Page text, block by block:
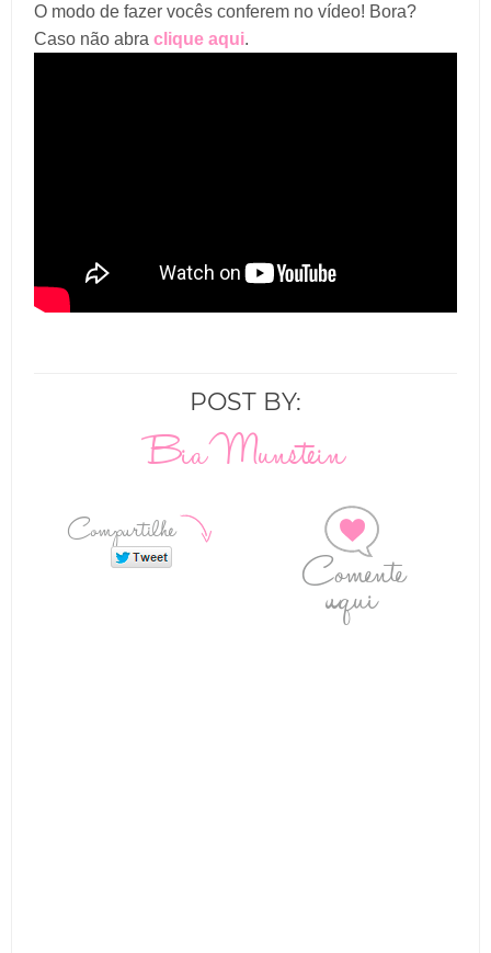
O modo de fazer vocês conferem no vídeo! Bora?
Caso não abra clique aqui.
POST BY:
Bia Munstein
Compartilhe
Comente
aqui